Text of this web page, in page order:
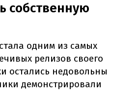
собственную
одним из самых
релизов своего
остались недовольны
демонстрировали